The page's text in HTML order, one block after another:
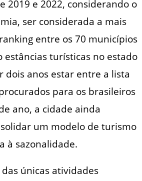
2019 e 2022, considerando o
ser considerada a mais
entre os 70 municípios
estâncias turísticas no estado
dois anos estar entre a lista
para os brasileiros
ano, a cidade ainda
um modelo de turismo
à sazonalidade.
únicas atividades